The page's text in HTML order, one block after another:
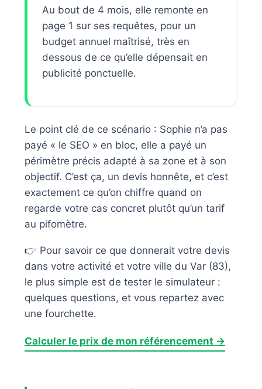
Au bout de 4 mois, elle remonte en
page 1 sur ses requêtes, pour un
budget annuel maîtrisé, très en
dessous de ce qu’elle dépensait en
publicité ponctuelle.
Le point clé de ce scénario : Sophie n’a pas
payé « le SEO » en bloc, elle a payé un
périmètre précis adapté à sa zone et à son
objectif. C’est ça, un devis honnête, et c’est
exactement ce qu’on chiffre quand on
regarde votre cas concret plutôt qu’un tarif
au pifomètre.
👉 Pour savoir ce que donnerait votre devis
dans votre activité et votre ville du Var (83),
le plus simple est de tester le simulateur :
quelques questions, et vous repartez avec
une fourchette.
Calculer le prix de mon référencement →